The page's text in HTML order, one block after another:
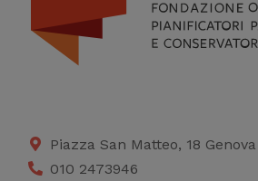
Piazza San Matteo, 18 Genova
010 2473946